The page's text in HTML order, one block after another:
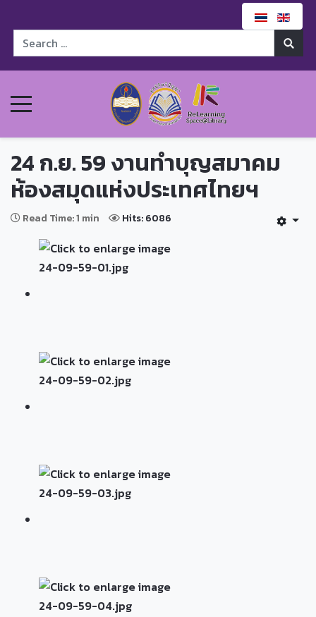
24 ก.ย. 59 งานทำบุญสมาคม
ห้องสมุดแห่งประเทศไทยฯ
Read Time: 1 min Hits: 6086